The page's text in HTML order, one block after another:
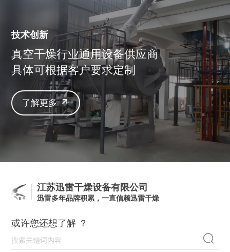
技术创新
真空干燥行业通用设备供应商
具体可根据客户要求定制
了解更多
江苏迅雷干燥设备有限公司
迅雷多年品牌积累，一直信赖迅雷干燥
或许您还想了解 ？